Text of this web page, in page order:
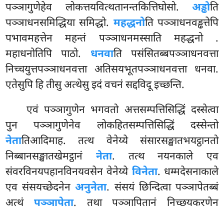
पञ्ञागुणेहेव लोकत्तयवित्थतानन्तकित्तिघोसो. अड्ढोति
पञ्ञाधनसमिद्धिया समिद्धो. महद्धनोति पञ्ञाधनवड्ढत्तेपि
पभावमहत्तेन महन्तं पञ्ञाधनमस्साति महद्धनो .
महाधनोतिपि पाठो. धनवाति पसंसितब्बपञ्ञाधनवत्ता
निच्चयुत्तपञ्ञाधनवत्ता अतिसयभूतपञ्ञाधनवत्ता धनवा.
एतेसुपि हि तीसु अत्थेसु इदं वचनं सद्दविदू इच्छन्ति.
एवंपञ्ञागुणेन भगवतो अत्तसम्पत्तिसिद्धिं दस्सेत्वा
पुन पञ्ञागुणेनेव लोकहितसम्पत्तिसिद्धिं दस्सेन्तो
नेतातिआदिमाह. तत्थ वेनेय्ये संसारसङ्खातभयट्ठानतो
निब्बानसङ्खातखेमट्ठानं नेता. तत्थ नयनकाले एव
संवरविनयपहानविनयवसेन वेनेय्ये विनेता. धम्मदेसनाकाले
एव संसयच्छेदनेनअनुनेता. संसयं छिन्दित्वा पञ्ञापेतब्बं
अत्थं पञ्ञापेता. तथा पञ्ञापितानं निच्छयकरणेन